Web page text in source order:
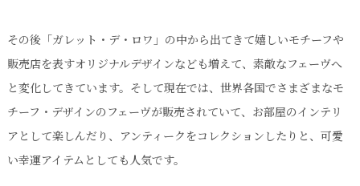
その後「ガレット・デ・ロワ」の中から出てきて嬉しいモチーフや
販売店を表すオリジナルデザインなども増えて、素敵なフェーヴへ
と変化してきています。そして現在では、世界各国でさまざまなモ
チーフ・デザインのフェーヴが販売されていて、お部屋のインテリ
アとして楽しんだり、アンティークをコレクションしたりと、可愛
い幸運アイテムとしても人気です。